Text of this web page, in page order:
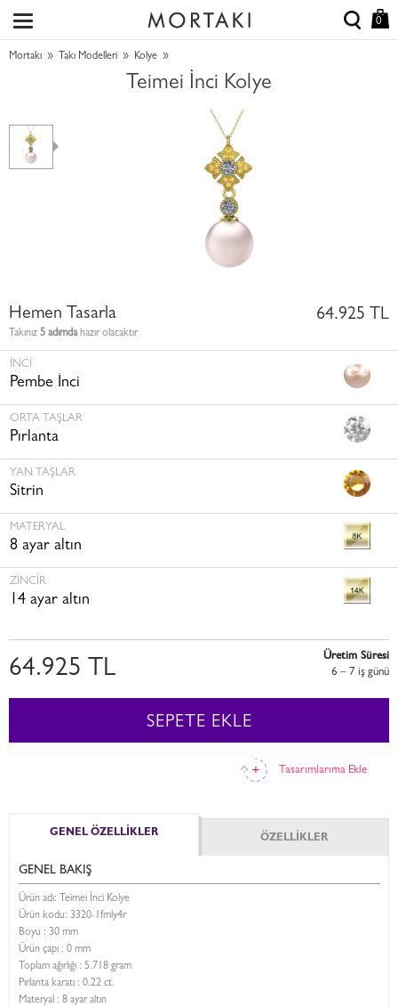
0
Mortakı » Takı Modelleri » Kolye »
Teimei İnci Kolye
Hemen Tasarla
Takınız 5 adımdahazır olacaktır
64.925 TL
İNCI
Pembe İnci
ORTA TAŞLAR
Pırlanta
YAN TAŞLAR
Sitrin
MATERYAL
8 ayar altın
ZINCIR
14 ayar altın
Tasarımlarıma Ekle
64.925 TL
Üretim Süresi
6 – 7 i̇ş günü
SEPETE EKLE
GENEL ÖZELLİKLER ÖZELLİKLER
GENEL BAKIŞ
Ürün adı: Teimei İnci Kolye
Ürün kodu: 3320-1fmly4r
Boyu : 30 mm
Ürün çapı : 0 mm
Toplam ağırlığı : 5.718 gram
Pırlanta karatı : 0.22 ct.
Materyal : 8 ayar altın